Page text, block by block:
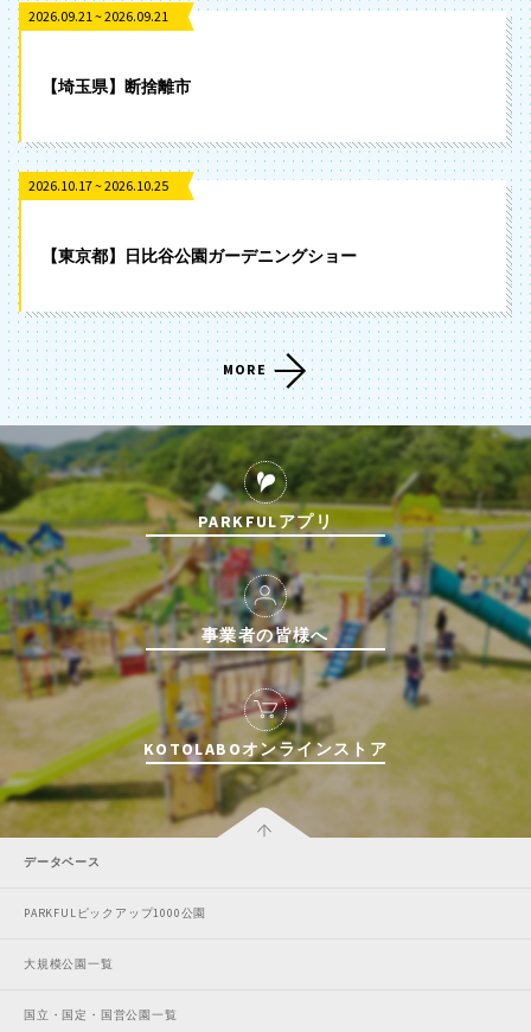
2026.09.21 ~ 2026.09.21
【埼玉県】断捨離市
2026.10.17 ~ 2026.10.25
【東京都】日比谷公園ガーデニングショー
MORE
PARKFULアプリ
事業者の皆様へ
KOTOLABOオンラインストア
データベース
PARKFULピックアップ1000公園
大規模公園一覧
国立・国定・国営公園一覧